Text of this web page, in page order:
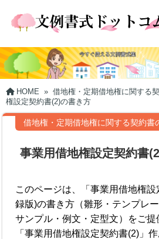
HOME » 借地権・定期借地権に関する
権設定契約書(2)の書き方
借地権・定期借地権に関する契約書
事業用借地権設定契約書
このページは、「事業用借地権
録版)の書き方（雛形・テンプレ
サンプル・例文・定型文）をご提
「事業用借地権設定契約書(2)」